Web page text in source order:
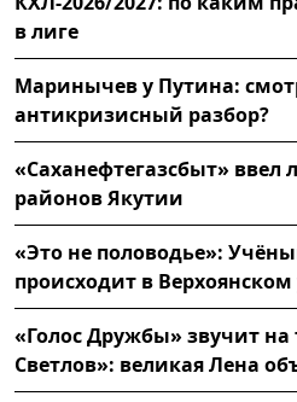
в лиге
Маринычев у Путина:
антикризисный разбор?
«Саханефтегазсбыт»
районов Якутии
«Это не половодье»:
происходит в Верхоянском
«Голос Дружбы» звучит
Светлов»: великая Лена